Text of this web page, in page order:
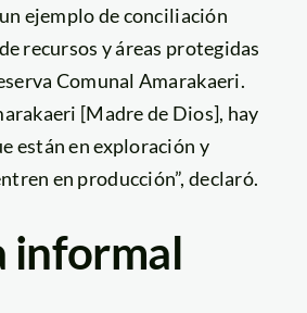
ejemplo de conciliación
recursos y áreas protegidas
Comunal Amarakaeri.
[Madre de Dios], hay
están en exploración y
en producción”, declaró.
informal